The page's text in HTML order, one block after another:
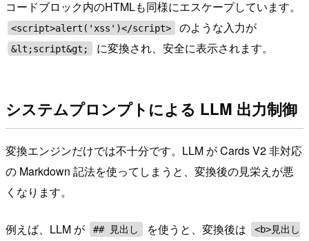
コードブロック内のHTMLも同様にエスケープしています。
<script>alert('xss')</script> のような入力が
&lt;script&gt; に変換され、安全に表示されます。
システムプロンプトによる LLM 出力制御
変換エンジンだけでは不十分です。LLM が Cards V2 非対応
の Markdown 記法を使ってしまうと、変換後の見栄えが悪
くなります。
例えば、LLM が ## 見出し を使うと、変換後は
<b>見出し